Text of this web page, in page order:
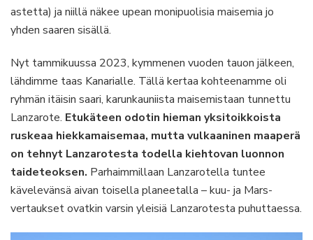
astetta) ja niillä näkee upean monipuolisia maisemia jo
yhden saaren sisällä.
Nyt tammikuussa 2023, kymmenen vuoden tauon jälkeen,
lähdimme taas Kanarialle. Tällä kertaa kohteenamme oli
ryhmän itäisin saari, karunkauniista maisemistaan tunnettu
Lanzarote. Etukäteen odotin hieman yksitoikkoista
ruskeaa hiekkamaisemaa, mutta vulkaaninen maaperä
on tehnyt Lanzarotesta todella kiehtovan luonnon
taideteoksen. Parhaimmillaan Lanzarotella tuntee
kävelevänsä aivan toisella planeetalla – kuu- ja Mars-
vertaukset ovatkin varsin yleisiä Lanzarotesta puhuttaessa.